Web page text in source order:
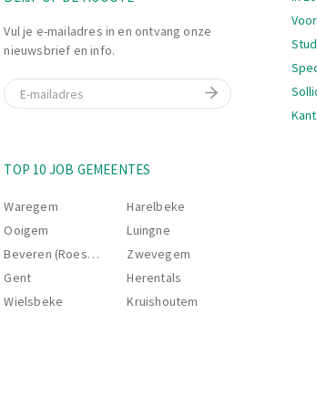
Vul je e-mailadres in en ontvang onze
nieuwsbrief en info.
E-mail
TOP 10 JOB GEMEENTES
Waregem
Ooigem
Beveren (Roeselare)
Gent
Wielsbeke
Harelbeke
Luingne
Zwevegem
Herentals
Kruishoutem